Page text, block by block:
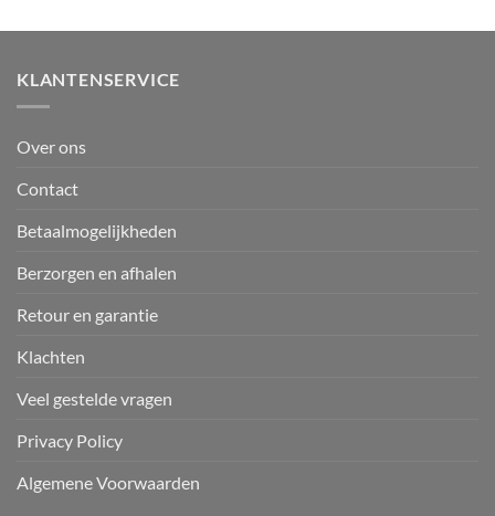
KLANTENSERVICE
Over ons
Contact
Betaalmogelijkheden
Berzorgen en afhalen
Retour en garantie
Klachten
Veel gestelde vragen
Privacy Policy
Algemene Voorwaarden